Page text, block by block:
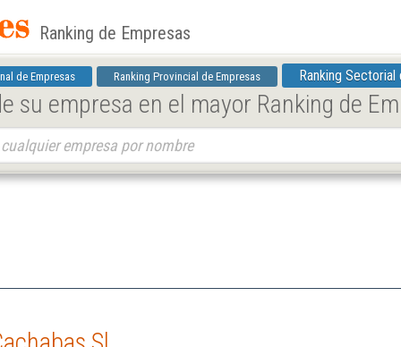
Ranking de Empresas
de Empresas Ranking Provincial de Empresas Ranking Sectorial
su empresa en el mayor Ranking de